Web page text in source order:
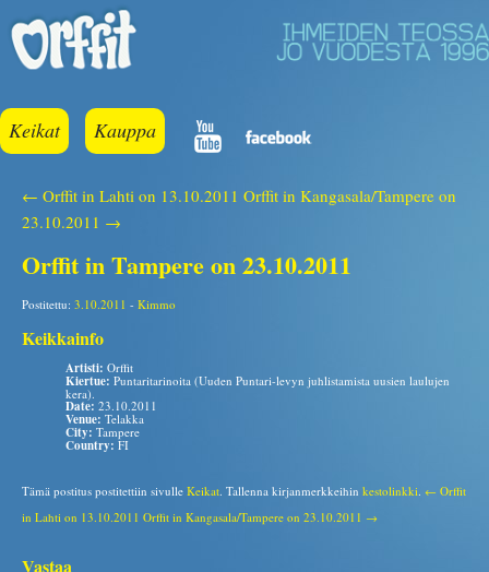
Keikat Kauppa
← Orffit in Lahti on 13.10.2011 Orffit in Kangasala/Tampere on
23.10.2011 →
Orffit in Tampere on 23.10.2011
Postitettu: 3.10.2011 - Kimmo
Keikkainfo
Artisti: Orffit
Kiertue: Puntaritarinoita (Uuden Puntari-levyn juhlistamista uusien laulujen
kera).
Date: 23.10.2011
Venue: Telakka
City: Tampere
Country: FI
Tämä postitus postitettiin sivulle Keikat . Tallenna kirjanmerkkeihin kestolinkki ← Orffit
in Lahti on 13.10.2011 Orffit in Kangasala/Tampere on 23.10.2011 →
Vastaa